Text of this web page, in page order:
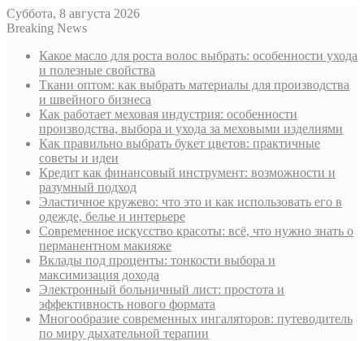
Суббота, 8 августа 2026
Breaking News
Какое масло для роста волос выбрать: особенности ухода
и полезные свойства
Ткани оптом: как выбрать материалы для производства
и швейного бизнеса
Как работает меховая индустрия: особенности
производства, выбора и ухода за меховыми изделиями
Как правильно выбрать букет цветов: практичные
советы и идеи
Кредит как финансовый инструмент: возможности и
разумный подход
Эластичное кружево: что это и как использовать его в
одежде, белье и интерьере
Современное искусство красоты: всё, что нужно знать о
перманентном макияже
Вклады под проценты: тонкости выбора и
максимизация дохода
Электронный больничный лист: простота и
эффективность нового формата
Многообразие современных ингаляторов: путеводитель
по миру дыхательной терапии